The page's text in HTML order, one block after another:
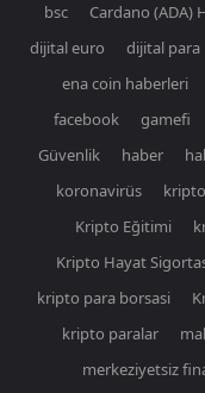
bsc
Cardano (ADA)
dijital euro
dijital para
ena coin haberleri
facebook
gamefi
Güvenlik
haber
koronavirüs
kripto
Kripto Eğitimi
Kripto Hayat
kripto para borsasi
kripto paralar
merkeziyetsiz